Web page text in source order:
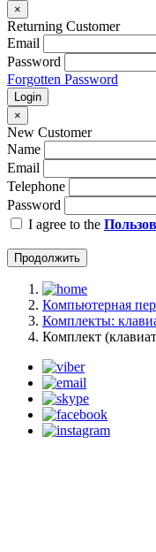
×
Returning Customer
Email
Password
Forgotten Password
Login
×
New Customer
Name
Email
Telephone
Password
I agree to the
Продолжить
Компьютерная
Комплекты:
Комплект